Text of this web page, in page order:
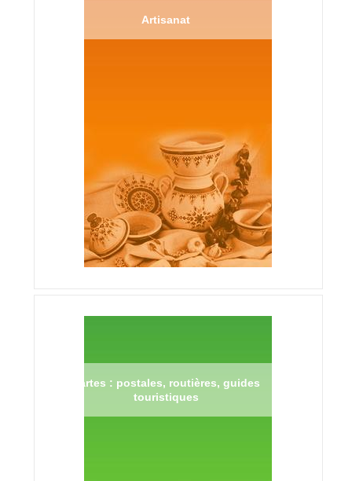
Artisanat
Cartes : postales, routières, guides
touristiques